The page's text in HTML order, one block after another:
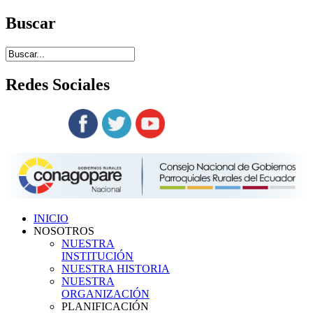
Buscar
Redes Sociales
INICIO
NOSOTROS
NUESTRA
INSTITUCIÓN
NUESTRA HISTORIA
NUESTRA
ORGANIZACIÓN
PLANIFICACIÓN